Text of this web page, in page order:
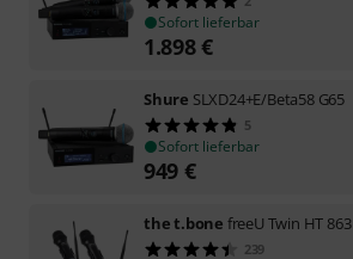
Sofort lieferbar
1.898€
Shure SLXD24+E/Beta58 G65
5
Sofort lieferbar
949 €
the t.bone freeU Twin HT 863
239